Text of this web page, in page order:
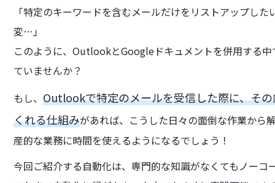
「特定のキーワードを含むメールだけをリストアップし
変…」
このように、OutlookとGoogleドキュメントを併用する
ていませんか？
もし、Outlookで特定のメールを受信した際に、そ
くれる仕組みがあれば、こうした日々の面倒な作業から
産的な業務に時間を使えるようになるでしょう！
今回ご紹介する自動化は、専門的な知識がなくてもノーコ